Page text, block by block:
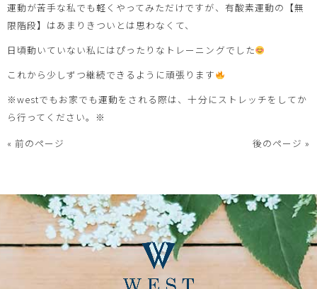
運動が苦手な私でも軽くやってみただけですが、有酸素運動の【無
限階段】はあまりきついとは思わなくて、
日頃動いていない私にはぴったりなトレーニングでした
これから少しずつ継続できるように頑張ります
※westでもお家でも運動をされる際は、十分にストレッチをしてか
ら行ってください。※
« 前のページ
後のページ »